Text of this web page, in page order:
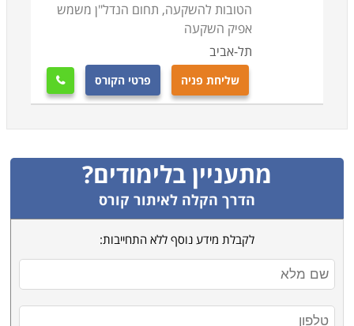
הטובות להשקעה, תחום הנדל"ן משמש
אפיק השקעה
תל-אביב
שליחת פניה פרטי הקורס 
מתעניין בלימודים?
הדרך הקלה לאיתור קורס
לקבלת מידע נוסף ללא התחייבות: